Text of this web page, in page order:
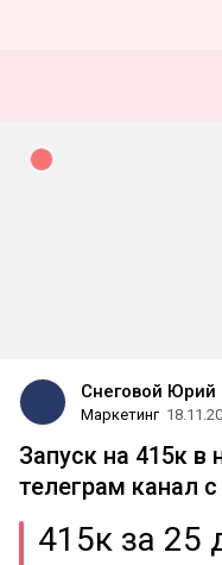
Снеговой Юрий
Маркетинг
Запуск на 415к в
телеграм канал с
415к за 25